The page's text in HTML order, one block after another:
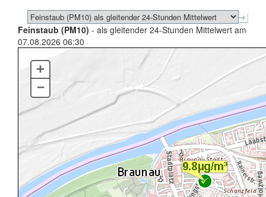
Feinstaub (PM10) - als gleitender 24-Stunden Mittelwert am
07.08.2026 06:30
+
–